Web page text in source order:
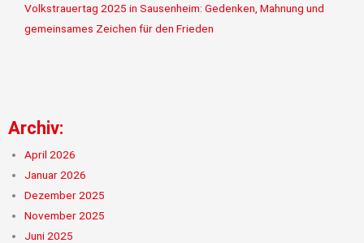
Volkstrauertag 2025 in Sausenheim: Gedenken, Mahnung und
gemeinsames Zeichen für den Frieden
Archiv:
April 2026
Januar 2026
Dezember 2025
November 2025
Juni 2025